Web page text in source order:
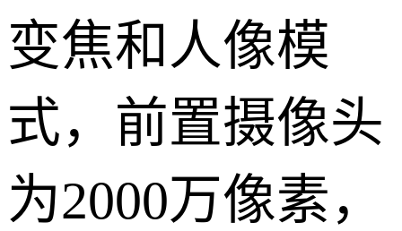
变焦和人像模
式，前置摄像头
为2000万像素，